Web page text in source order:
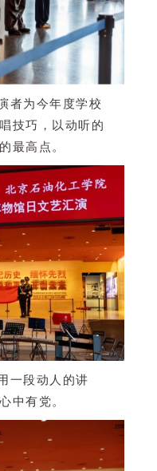
者为今年度学校
技巧，以动听的
最高点。
一段动人的讲
中有党。